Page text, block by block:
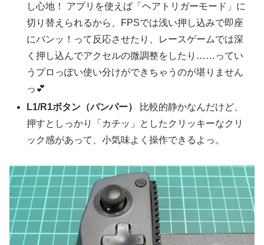
し心地！ アプリを使えば「ヘアトリガーモード」に
切り替えられるから、FPSでは浅い押し込みで即座
にバンッ！って反応させたり、レースゲームでは深
く押し込んでアクセルの微調整をしたり……ってい
うプロっぽい使い分けができちゃうのが堪りません
っ💕
L1/R1ボタン（バンパー）
比較的静かなんだけど、
押すとしっかり「カチッ」としたクリッキーなクリ
ック感があって、小気味よく操作できるよっ。